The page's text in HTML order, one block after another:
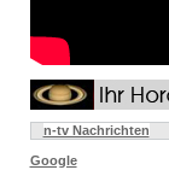
n-tv Nachrichten
Google